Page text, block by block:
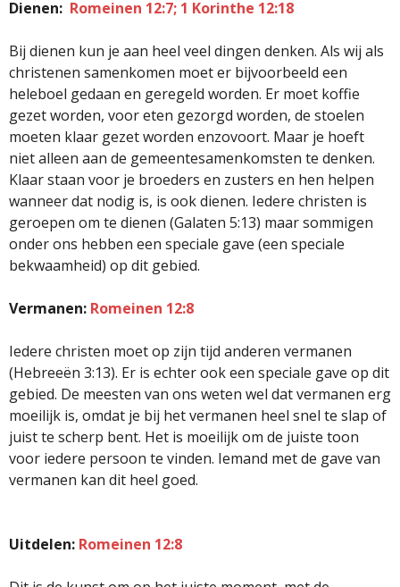
Dienen: Romeinen 12:7; 1 Korinthe 12:18
Bij dienen kun je aan heel veel dingen denken. Als wij als
christenen samenkomen moet er bijvoorbeeld een
heleboel gedaan en geregeld worden. Er moet koffie
gezet worden, voor eten gezorgd worden, de stoelen
moeten klaar gezet worden enzovoort. Maar je hoeft
niet alleen aan de gemeentesamenkomsten te denken.
Klaar staan voor je broeders en zusters en hen helpen
wanneer dat nodig is, is ook dienen. Iedere christen is
geroepen om te dienen (Galaten 5:13) maar sommigen
onder ons hebben een speciale gave (een speciale
bekwaamheid) op dit gebied.
Vermanen: Romeinen 12:8
Iedere christen moet op zijn tijd anderen vermanen
(Hebreeën 3:13). Er is echter ook een speciale gave op dit
gebied. De meesten van ons weten wel dat vermanen erg
moeilijk is, omdat je bij het vermanen heel snel te slap of
juist te scherp bent. Het is moeilijk om de juiste toon
voor iedere persoon te vinden. Iemand met de gave van
vermanen kan dit heel goed.
Uitdelen: Romeinen 12:8